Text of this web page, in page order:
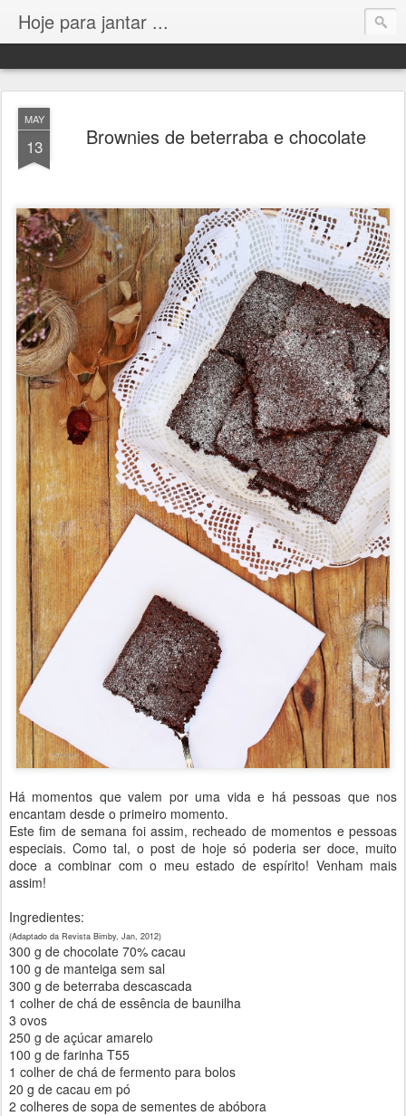
Hoje para jantar ...
MAY
13 Brownies de beterraba e chocolate
Há momentos que valem por uma vida e há pessoas que nos
encantam desde o primeiro momento.
Este fim de semana foi assim, recheado de momentos e pessoas
especiais. Como tal, o post de hoje só poderia ser doce, muito
doce a combinar com o meu estado de espírito! Venham mais
assim!
Ingredientes:
(Adaptado da Revista Bimby, Jan, 2012)
300 g de chocolate 70% cacau
100 g de manteiga sem sal
300 g de beterraba descascada
1 colher de chá de essência de baunilha
3 ovos
250 g de açúcar amarelo
100 g de farinha T55
1 colher de chá de fermento para bolos
20 g de cacau em pó
2 colheres de sopa de sementes de abóbora